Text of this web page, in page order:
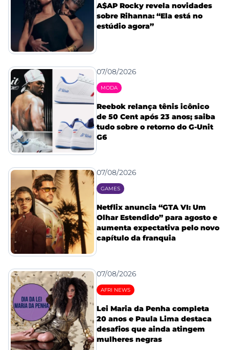
A$AP Rocky revela novidades
sobre Rihanna: “Ela está no
estúdio agora”
07/08/2026
MODA
Reebok relança tênis icônico
de 50 Cent após 23 anos; saiba
tudo sobre o retorno do G-Unit
G6
07/08/2026
GAMES
Netflix anuncia “GTA VI: Um
Olhar Estendido” para agosto e
aumenta expectativa pelo novo
capítulo da franquia
07/08/2026
AFRI NEWS
Lei Maria da Penha completa
20 anos e Paula Lima destaca
desafios que ainda atingem
mulheres negras